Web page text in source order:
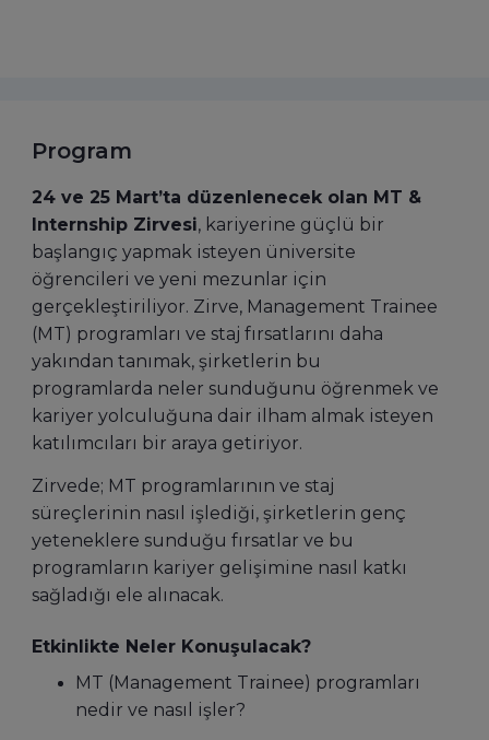
Program
24 ve 25 Mart’ta düzenlenecek olan MT &
Internship Zirvesi, kariyerine güçlü bir
başlangıç yapmak isteyen üniversite
öğrencileri ve yeni mezunlar için
gerçekleştiriliyor. Zirve, Management Trainee
(MT) programları ve staj fırsatlarını daha
yakından tanımak, şirketlerin bu
programlarda neler sunduğunu öğrenmek ve
kariyer yolculuğuna dair ilham almak isteyen
katılımcıları bir araya getiriyor.
Zirvede; MT programlarının ve staj
süreçlerinin nasıl işlediği, şirketlerin genç
yeteneklere sunduğu fırsatlar ve bu
programların kariyer gelişimine nasıl katkı
sağladığı ele alınacak.
Etkinlikte Neler Konuşulacak?
MT (Management Trainee) programları
nedir ve nasıl işler?